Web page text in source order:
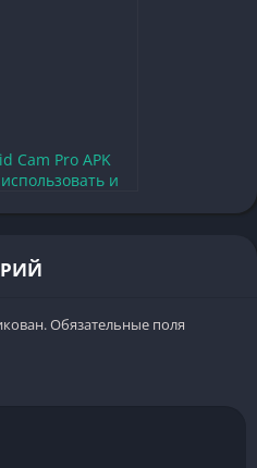
Cam Pro APK
и
Обязательные поля